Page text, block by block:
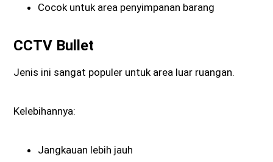
Cocok untuk area penyimpanan barang
CCTV Bullet
Jenis ini sangat populer untuk area luar ruangan.
Kelebihannya:
Jangkauan lebih jauh